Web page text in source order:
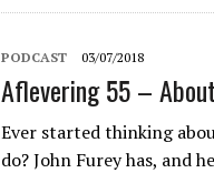
PODCAST 03/07/2018
Aflevering 55 –
Ever started thinking
do? John Furey has, and